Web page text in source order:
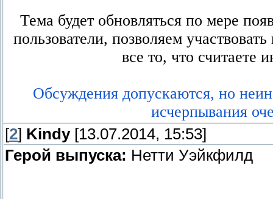
Тема будет обновляться по мере
пользователи, позволяем
все то, что
Обсуждения допускаются, но
исчерпывания
[2] Kindy[13.07.2014, 15:53]
Герой выпуска: Нетти Уэйкфилд